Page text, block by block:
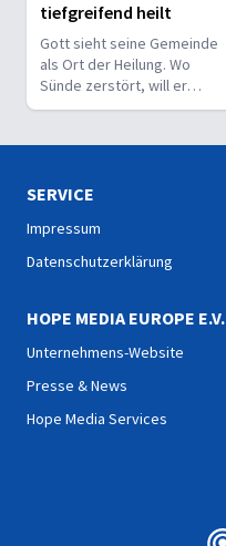
tiefgreifend heilt
Gott sieht seine Gemeinde
als Ort der Heilung. Wo
Sünde zerstört, will er
liebevoll und korrigierend
SERVICE
Impressum
Datenschutzerklärung
HOPE MEDIA EUROPE E.V.
Unternehmens-Website
Presse & News
Hope Media Services